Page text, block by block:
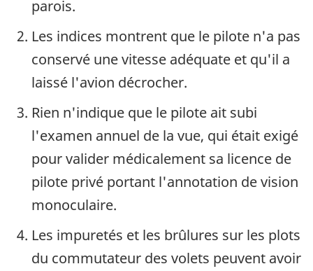
parois.
Les indices montrent que le pilote n'a pas
conservé une vitesse adéquate et qu'il a
laissé l'avion décrocher.
Rien n'indique que le pilote ait subi
l'examen annuel de la vue, qui était exigé
pour valider médicalement sa licence de
pilote privé portant l'annotation de vision
monoculaire.
Les impuretés et les brûlures sur les plots
du commutateur des volets peuvent avoir